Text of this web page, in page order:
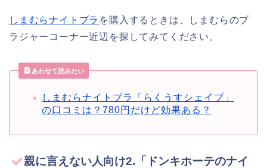
しまむらナイトブラ を購入するときは、しまむらのブ
ラジャーコーナー近辺を探してみてください。
あわせて読みたい
しまむらナイトブラ「らくうすシェイプ」
の口コミは？780円だけど効果ある？
親に言えない人向け2.「ドンキホーテのナイ